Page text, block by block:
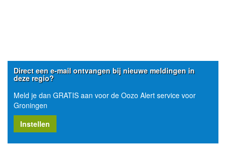
Direct een e-mail ontvangen bij nieuwe meldingen in
deze regio?
Meld je dan GRATIS aan voor de Oozo Alert service voor
Groningen
Instellen